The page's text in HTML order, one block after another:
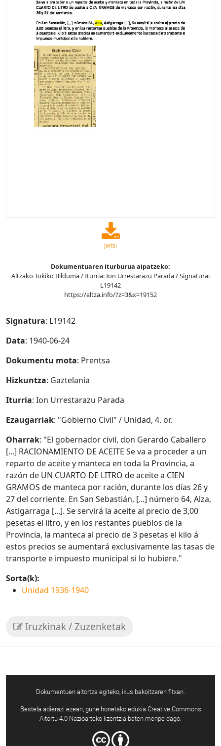
Jaitsi
Dokumentuaren iturburua aipatzeko:
Altzako Tokiko Bilduma / Iturria: Ion Urrestarazu Parada / Signatura:
L19142
https://altza.info/?z=3&x=19152
Signatura: L19142
Data: 1940-06-24
Dokumentu mota: Prentsa
Hizkuntza: Gaztelania
Iturria: Ion Urrestarazu Parada
Ezaugarriak: "Gobierno Civil" / Unidad, 4. or.
Oharrak: "El gobernador civil, don Gerardo Caballero
[...] RACIONAMIENTO DE ACEITE Se va a proceder a un
reparto de aceite y manteca en toda la Provincia, a
razón de UN CUARTO DE LITRO de aceite a CIEN
GRAMOS de manteca por ración, durante los días 26 y
27 del corriente. En San Sebastián, [...] número 64, Alza,
Astigarraga [...]. Se servirá la aceite al precio de 3,00
pesetas el litro, y en los restantes pueblos de la
Provincia, la manteca al precio de 3 pesetas el kilo á
estos precios se aumentará exclusivamente las tasas de
transporte e impuesto municipal si lo hubiere."
Sorta(k):
Unidad 1936-1940
Iruzkinak / Zuzenketak
Dokumentuen aitortza egiteko, ikus bakoitzaren fitxan.
Bestela adierazi ezean, gune honetako edukia Creative Commons
Aitortu 4.0 Nazioarteko lizentzia baten menpe dago.